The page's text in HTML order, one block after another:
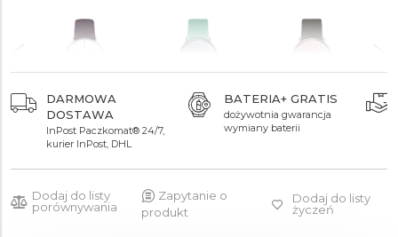
3 800 zł 3 800 zł 3 800 zł
DARMOWA
DOSTAWA
InPost Paczkomat® 24/7,
kurier InPost, DHL
BATERIA+ GRATIS
dożywotnia gwarancja
wymiany baterii
Dodaj do listy
porównywania
Zapytanie o
produkt
Dodaj do listy
życzeń